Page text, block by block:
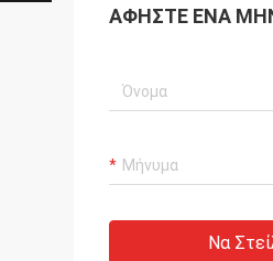
ΑΦΉΣΤΕ ΈΝΑ
Να